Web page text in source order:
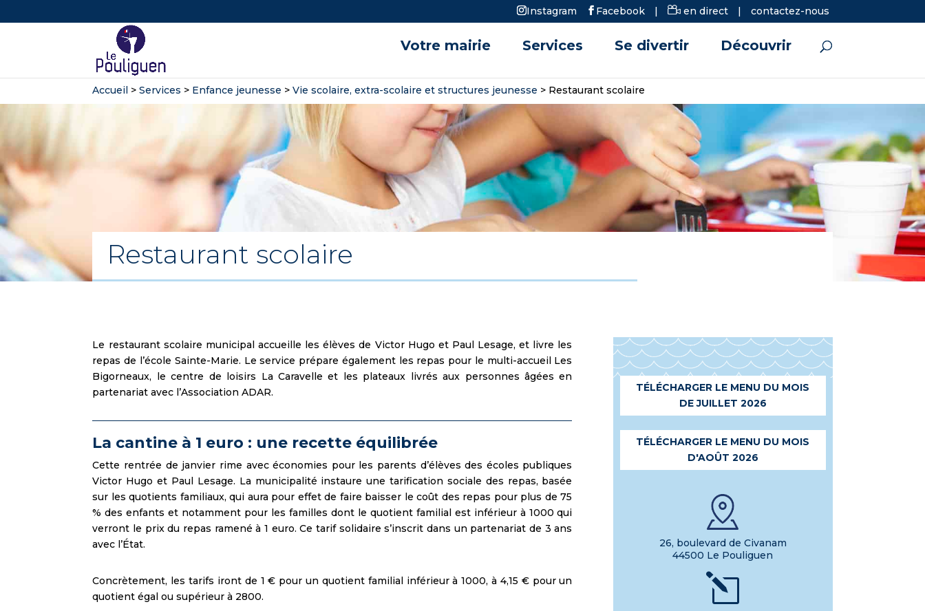
Instagram Facebook | en direct | contactez-nous
Votre mairie Services Se divertir Découvrir
Accueil >Services > Enfance jeunesse >Vie scolaire, extra-scolaire et structures jeunesse > Restaurant scolaire
Restaurant scolaire
Le restaurant scolaire municipal accueille les élèves de Victor Hugo et Paul Lesage, et livre les
repas de l’école Sainte-Marie. Le service prépare également les repas pour le multi-accueil Les
Bigorneaux, le centre de loisirs La Caravelle et les plateaux livrés aux personnes âgées en
partenariat avec l’Association ADAR.
La cantine à 1 euro : une recette équilibrée
Cette rentrée de janvier rime avec économies pour les parents d’élèves des écoles publiques
Victor Hugo et Paul Lesage. La municipalité instaure une tarification sociale des repas, basée
sur les quotients familiaux, qui aura pour effet de faire baisser le coût des repas pour plus de 75
% des enfants et notamment pour les familles dont le quotient familial est inférieur à 1000 qui
verront le prix du repas ramené à 1 euro. Ce tarif solidaire s’inscrit dans un partenariat de 3 ans
avec l’État.
Concrètement, les tarifs iront de 1 € pour un quotient familial inférieur à 1000, à 4,15 € pour un
quotient égal ou supérieur à 2800.
TÉLÉCHARGER LE MENU DU MOIS
DE JUILLET 2026
TÉLÉCHARGER LE MENU DU MOIS
D'AOÛT 2026
26, boulevard de Civanam
44500 Le Pouliguen
l